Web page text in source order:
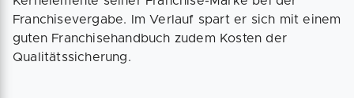
Franchisevergabe. Im Verlauf spart er sich mit einem
guten Franchisehandbuch zudem Kosten der
Qualitätssicherung.